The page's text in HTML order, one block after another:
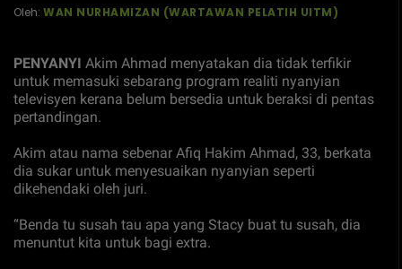
Oleh: WAN NURHAMIZAN (WARTAWAN PELATIH UITM)
PENYANYI Akim Ahmad menyatakan dia tidak terfikir
untuk memasuki sebarang program realiti nyanyian
televisyen kerana belum bersedia untuk beraksi di pentas
pertandingan.
Akim atau nama sebenar Afiq Hakim Ahmad, 33, berkata
dia sukar untuk menyesuaikan nyanyian seperti
dikehendaki oleh juri.
“Benda tu susah tau apa yang Stacy buat tu susah, dia
menuntut kita untuk bagi extra.